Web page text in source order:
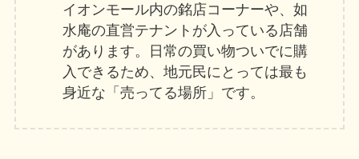
イオンモール内の銘店コーナーや、如
水庵の直営テナントが入っている店舗
があります。日常の買い物ついでに購
入できるため、地元民にとっては最も
身近な「売ってる場所」です。